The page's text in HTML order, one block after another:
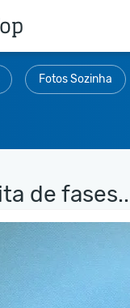
Fotos Sozinha
de